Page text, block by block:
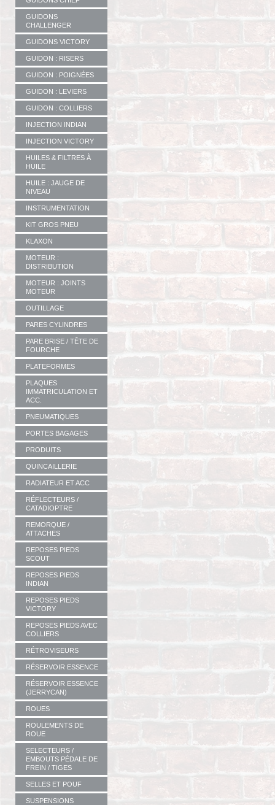
GUIDONS
CHALLENGER
GUIDONS VICTORY
GUIDON : RISERS
GUIDON : POIGNÉES
GUIDON : LEVIERS
GUIDON : COLLIERS
INJECTION INDIAN
INJECTION VICTORY
HUILES & FILTRES À
HUILE
HUILE : JAUGE DE
NIVEAU
INSTRUMENTATION
KIT GROS PNEU
KLAXON
MOTEUR :
DISTRIBUTION
MOTEUR : JOINTS
MOTEUR
OUTILLAGE
PARES CYLINDRES
PARE BRISE / TÊTE DE
FOURCHE
PLATEFORMES
PLAQUES
IMMATRICULATION ET
ACC.
PNEUMATIQUES
PORTES BAGAGES
PRODUITS
QUINCAILLERIE
RADIATEUR ET ACC
RÉFLECTEURS /
CATADIOPTRE
REMORQUE /
ATTACHES
REPOSES PIEDS
SCOUT
REPOSES PIEDS
INDIAN
REPOSES PIEDS
VICTORY
REPOSES PIEDS AVEC
COLLIERS
RÉTROVISEURS
RÉSERVOIR ESSENCE
RÉSERVOIR ESSENCE
(JERRYCAN)
ROUES
ROULEMENTS DE
ROUE
SELECTEURS /
EMBOUTS PÉDALE DE
FREIN / TIGES
SELLES ET POUF
SUSPENSIONS